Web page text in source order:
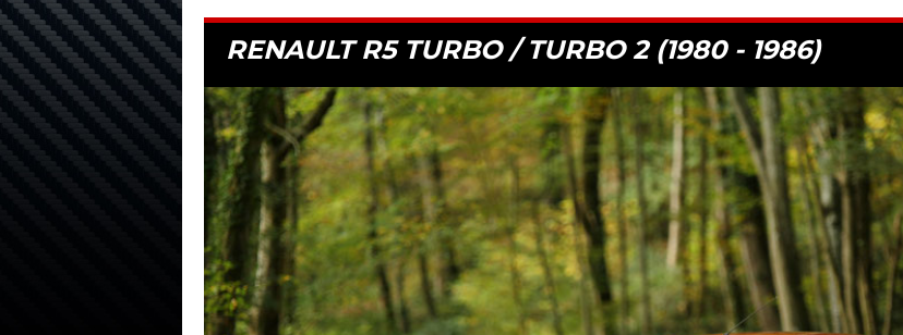
RENAULT R5 TURBO / TURBO 2 (1980 - 1986)